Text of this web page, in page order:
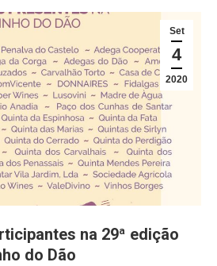
Set
4
2020
na 29ª edição
do Dão